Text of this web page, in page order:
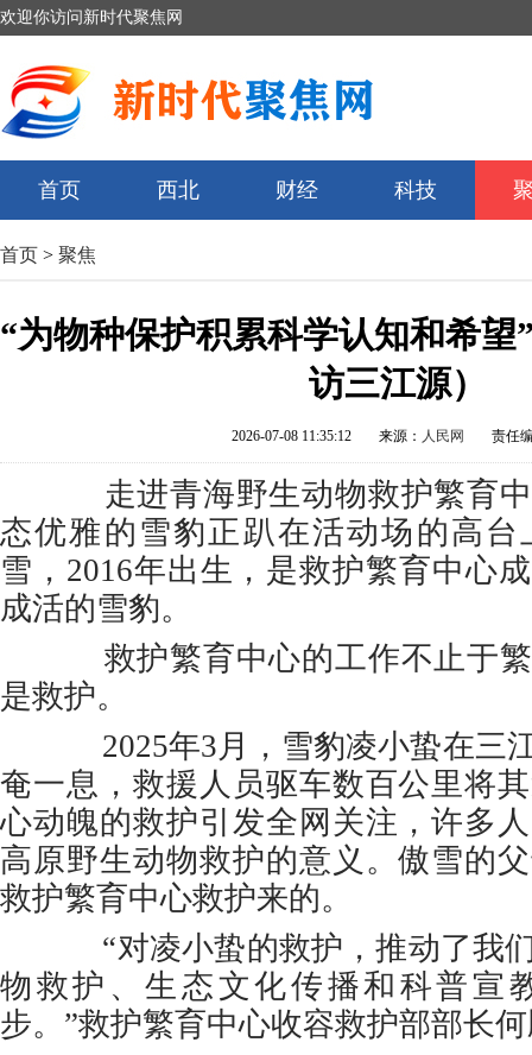
欢迎你访问新时代聚焦网
首页 西北 财经 科技
首页 > 聚焦
“为物种保护积累科学认知和希望
访三江源）
2026-07-08 11:35:12 来源： 人民网 责任
走进青海野生动物救护繁育中
态优雅的雪豹正趴在活动场的高
雪，2016年出生，是救护繁育中心
成活的雪豹。
救护繁育中心的工作不止于繁
是救护。
2025年3月，雪豹凌小蛰在三
奄一息，救援人员驱车数百公里将
心动魄的救护引发全网关注，许多
高原野生动物救护的意义。傲雪的
救护繁育中心救护来的。
“对凌小蛰的救护，推动了我
物救护、生态文化传播和科普宣
步。”救护繁育中心收容救护部部长